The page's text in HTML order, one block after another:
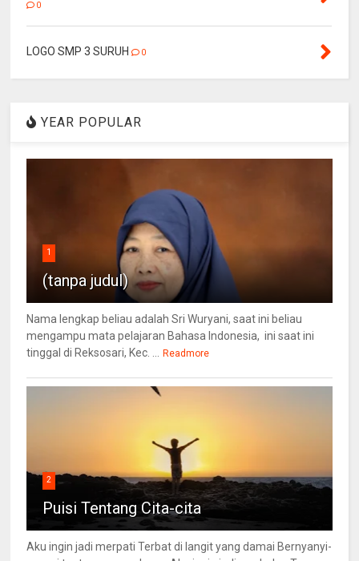
0
LOGO SMP 3 SURUH 0
YEAR POPULAR
1
(tanpa judul)
Nama lengkap beliau adalah Sri Wuryani, saat ini beliau
mengampu mata pelajaran Bahasa Indonesia, ini saat ini
tinggal di Reksosari, Kec. ... Readmore
2
Puisi Tentang Cita-cita
Aku ingin jadi merpati Terbat di langit yang damai Bernyanyi-